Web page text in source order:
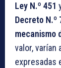
Ley N.º 451
Decreto N.º
mecanismo
valor, varían
expresadas